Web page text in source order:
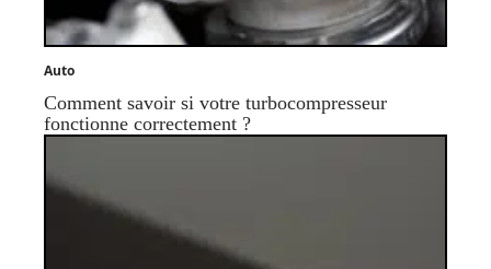
Auto
Comment savoir si votre turbocompresseur
fonctionne correctement ?